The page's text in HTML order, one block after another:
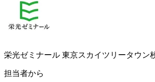
栄光ゼミナール 東京スカイツリータウン
担当者から